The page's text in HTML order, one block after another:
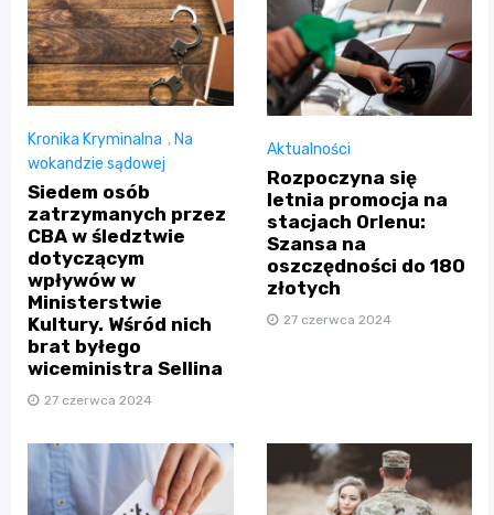
Kronika Kryminalna , Na
wokandzie sądowej
Siedem osób
zatrzymanych przez
CBA w śledztwie
dotyczącym
wpływów w
Ministerstwie
Kultury. Wśród nich
brat byłego
wiceministra Sellina
27 czerwca 2024
Aktualności
Rozpoczyna się
letnia promocja na
stacjach Orlenu:
Szansa na
oszczędności do 180
złotych
27 czerwca 2024